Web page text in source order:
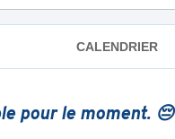
CALENDRIER
pour le moment. 😔